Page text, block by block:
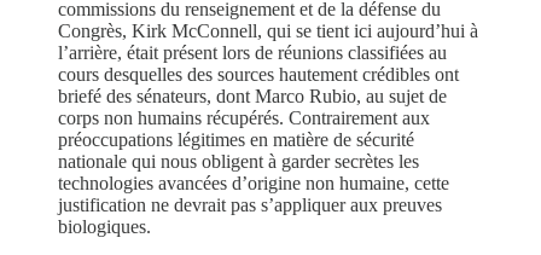
commissions du renseignement et de la défense du
Congrès, Kirk McConnell, qui se tient ici aujourd’hui à
l’arrière, était présent lors de réunions classifiées au
cours desquelles des sources hautement crédibles ont
briefé des sénateurs, dont Marco Rubio, au sujet de
corps non humains récupérés. Contrairement aux
préoccupations légitimes en matière de sécurité
nationale qui nous obligent à garder secrètes les
technologies avancées d’origine non humaine, cette
justification ne devrait pas s’appliquer aux preuves
biologiques.